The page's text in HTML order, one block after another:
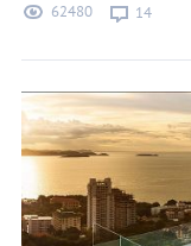
62480 14